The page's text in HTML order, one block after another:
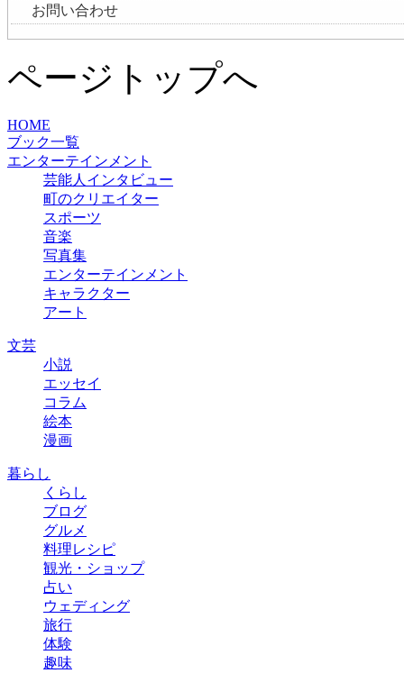
お問い合わせ
ページトップへ
HOME
ブック一覧
エンターテインメント
芸能人インタビュー
町のクリエイター
スポーツ
音楽
写真集
エンターテインメント
キャラクター
アート
文芸
小説
エッセイ
コラム
絵本
漫画
暮らし
くらし
ブログ
グルメ
料理レシピ
観光・ショップ
占い
ウェディング
旅行
体験
趣味